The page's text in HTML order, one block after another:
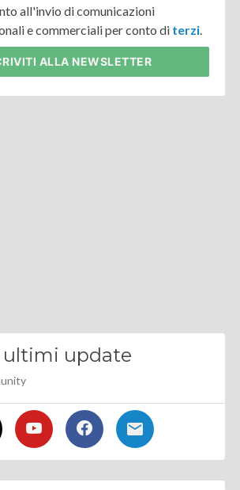
all'invio di comunicazioni
e commerciali per conto di terzi.
ALLA NEWSLETTER
ultimi update